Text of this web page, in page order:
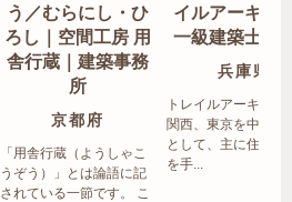
う／むらにし・ひ
ろし｜空間工房 用
舎行蔵｜建築事務
所
京都府
「用舎行蔵（ようしゃこ
うぞう）」とは論語に記
されている一節です。 こ
イルアーキテ
一級建築士事
兵庫県
トレイルアーキテク
関西、東京を中心エ
として、主に住宅の
を手...